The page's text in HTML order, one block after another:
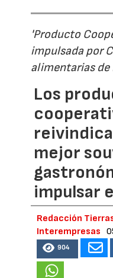
'Producto
impulsada por
alimentarias de
Los
mejor
impulsar
Redacción
Interempresas
904